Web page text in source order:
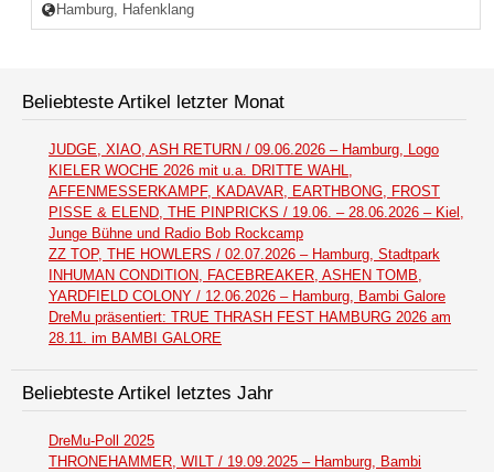
Hamburg, Hafenklang
Beliebteste Artikel letzter Monat
JUDGE, XIAO, ASH RETURN / 09.06.2026 – Hamburg, Logo
KIELER WOCHE 2026 mit u.a. DRITTE WAHL,
AFFENMESSERKAMPF, KADAVAR, EARTHBONG, FROST
PISSE & ELEND, THE PINPRICKS / 19.06. – 28.06.2026 – Kiel,
Junge Bühne und Radio Bob Rockcamp
ZZ TOP, THE HOWLERS / 02.07.2026 – Hamburg, Stadtpark
INHUMAN CONDITION, FACEBREAKER, ASHEN TOMB,
YARDFIELD COLONY / 12.06.2026 – Hamburg, Bambi Galore
DreMu präsentiert: TRUE THRASH FEST HAMBURG 2026 am
28.11. im BAMBI GALORE
Beliebteste Artikel letztes Jahr
DreMu-Poll 2025
THRONEHAMMER, WILT / 19.09.2025 – Hamburg, Bambi